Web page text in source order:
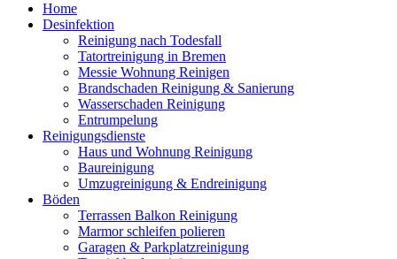
Home
Desinfektion
Reinigung nach Todesfall
Tatortreinigung in Bremen
Messie Wohnung Reinigen
Brandschaden Reinigung & Sanierung
Wasserschaden Reinigung
Entrumpelung
Reinigungsdienste
Haus und Wohnung Reinigung
Baureinigung
Umzugreinigung & Endreinigung
Böden
Terrassen Balkon Reinigung
Marmor schleifen polieren
Garagen & Parkplatzreinigung